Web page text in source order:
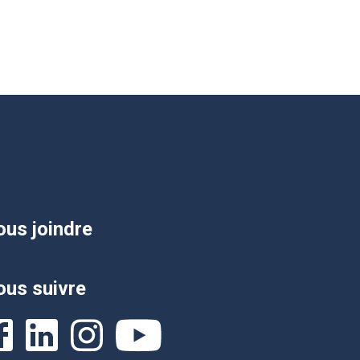
joindre
suivre